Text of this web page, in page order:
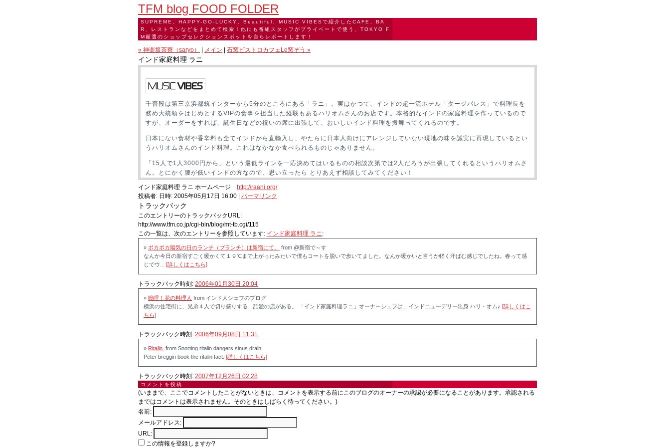
TFM blog FOOD FOLDER
SUPREME、HAPPY-GO-LUCKY、Beautiful、MUSIC VIBESで紹介したCAFE、BA
R、レストランなどをまとめて検索！他にも番組スタッフがプライベートで使う、TOKYO F
M厳選のショップセレクションスポットを自らレポートします！
« 神楽坂茶寮（saryo） メイン 石窯ビストロカフェLe窯ぞう »
インド家庭料理 ラニ
千普段は第三京浜都筑インターから5分のところにある「ラニ」。実はかつて、インドの超一流ホテル「タージパレス」で料理長を
務め大統領をはじめとするVIPの食事を担当した経験もあるハリオムさんのお店です。本格的なインドの家庭料理を作っているので
すが、オーダーをすれば、誕生日などの祝いの席に出張して、おいしいインド料理を振舞ってくれるのです。
日本にない食材や香辛料も全てインドから直輸入し、やたらに日本人向けにアレンジしていない現地の味を誠実に再現しているとい
うハリオムさんのインド料理。これはなかなか食べられるものじゃありません。
「15人で1人3000円から」という最低ラインを一応決めてはいるものの相談次第では2人だろうが出張してくれるというハリオムさ
ん。とにかく腰が低いインドの方なので、思い立ったら とりあえず相談してみてください！
インド家庭料理 ラニ ホームページ
http://raani.org/
投稿者: 日時: 2005年05月17日 16:00
パーマリンク
トラックバック
このエントリーのトラックバックURL:
http://www.tfm.co.jp/cgi-bin/blog/mt-tb.cgi/115
この一覧は、次のエントリーを参照しています: インド家庭料理 ラニ:
» ポカポカ陽気の日のランチ（ブランチ）は新宿にて。
from @新宿で～す
なんか今日の新宿すごく暖かくて１９℃まで上がったみたいで僕もコートを脱いで歩いてました。なんか暖かいと言うか軽く汗ばむ感じでしたね。春って感
じでウ... [詳しくはこちら]
トラックバック時刻: 2006年01月30日 20:04
» 嗚呼！花の料理人 from インド人シェフのブログ
横浜の住宅街に、兄弟４人で切り盛りする、話題の店がある。 「インド家庭料理ラニ」オーナーシェフは、インドニューデリー出身 ハリ・オム♪ [詳しくはこ
ちら]
トラックバック時刻: 2006年09月08日 11:31
» Ritalin. from Snorting ritalin dangers sinus drain.
Peter breggin book the ritalin fact. [詳しくはこちら]
トラックバック時刻: 2007年12月26日 02:28
コメントを投稿
(いままで、ここでコメントしたことがないときは、コメントを表示する前にこのブログのオーナーの承認が必要になることがあります。承認される
まではコメントは表示されません。そのときはしばらく待ってください。)
名前:
メールアドレス:
URL:
この情報を登録しますか?